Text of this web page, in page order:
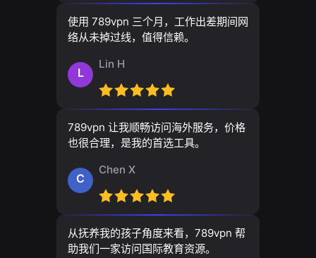
使用 789vpn 三个月，工作出差期间网
络从未掉过线，值得信赖。
L
Lin H
789vpn 让我顺畅访问海外服务，价格
也很合理，是我的首选工具。
C
Chen X
从抚养我的孩子角度来看，789vpn 帮
助我们一家访问国际教育资源。